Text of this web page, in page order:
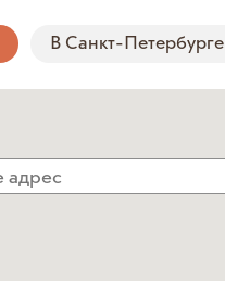
В Санкт-Петербурге